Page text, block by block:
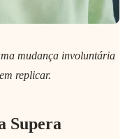
mudança involuntária
replicar.
Supera